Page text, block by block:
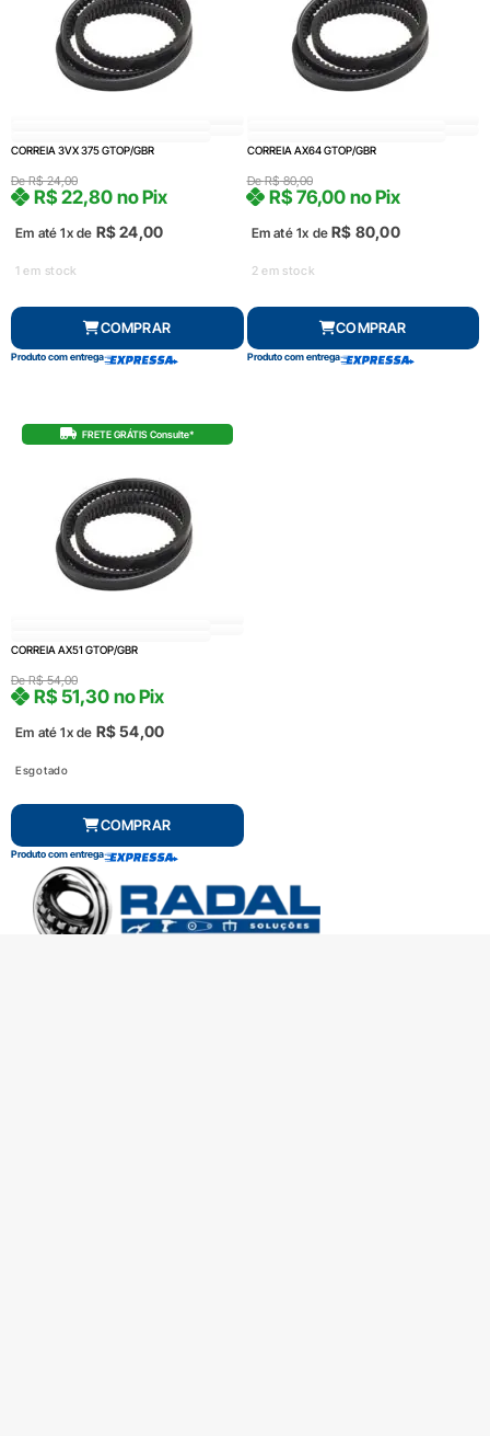
CORREIA 3VX 375 GTOP/GBR
DeR$24,00
Em até 1x de R$24,00
R$22,80 no Pix
1 em stock
COMPRAR
Produto com entrega
CORREIA AX64 GTOP/GBR
DeR$80,00
Em até 1x de R$ 80,00
R$76,00 no Pix
2 em stock
COMPRAR
Produto com entrega
FRETE GRÁTIS Consulte*
CORREIA AX51 GTOP/GBR
DeR$54,00
Em até 1x de R$54,00
R$51,30 no Pix
Esgotado
COMPRAR
Produto com entrega